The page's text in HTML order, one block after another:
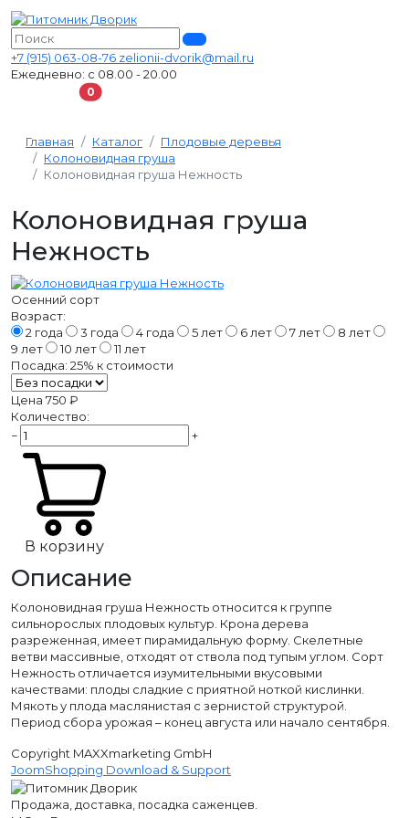
+7 (915) 063-08-76 zelionii-dvorik@mail.ru
Ежедневно: с 08.00 - 20.00
0В корзину
Главная Каталог
Плодовые деревья
Колоновидная груша
Колоновидная груша Нежность
Колоновидная груша
Нежность
Осенний сорт
Возраст:
2 года
3 года 4 года 5 лет 6 лет 7 лет
8 лет
9 лет
10 лет
11 лет
Посадка: 25% к стоимости
Цена 750 ₽
Количество:
−
+
В корзину
Описание
Колоновидная груша Нежность относится к группе
сильнорослых плодовых культур. Крона дерева
разреженная, имеет пирамидальную форму. Скелетные
ветви массивные, отходят от ствола под тупым углом. Сорт
Нежность отличается изумительными вкусовыми
качествами: плоды сладкие с приятной ноткой кислинки.
Мякоть у плода маслянистая с зернистой структурой.
Период сбора урожая – конец августа или начало сентября.
Copyright MAXXmarketing GmbH
JoomShopping Download & Support
Продажа, доставка, посадка саженцев.